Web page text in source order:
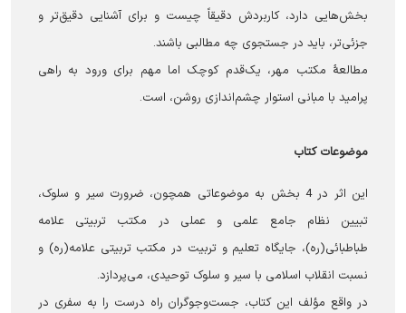
بخش‌هایی دارد، کاربردش دقیقاً چیست و برای آشنایی دقیق‌تر و
جزئی‌تر، باید در جستجوی چه مطالبی باشند.
مطالعۀ مکتب مهر، یک‌قدم کوچک اما مهم برای ورود به راهی
پرامید با مبانی استوار چشم‌اندازی روشن، است.
موضوعات کتاب
این اثر در 4 بخش به موضوعاتی همچون، ضرورت سیر و سلوک،
تبیین نظام جامع علمی و عملی در مکتب تربیتی علامه
طباطبائی(ره)، جایگاه تعلیم و تربیت در مکتب تربیتی علامه(ره) و
نسبت انقلاب اسلامی با سیر و سلوک توحیدی، می‌پردازد.
در واقع مؤلف این کتاب، جست‌وجوگران راه درست را به سفری در